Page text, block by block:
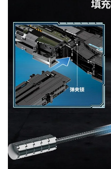
Подробные условия всех